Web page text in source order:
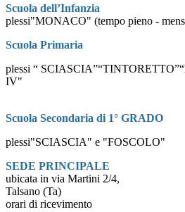
Scuola dell’Infanzia
plessi"MONACO" (tempo pieno -
Scuola Primaria
plessi “
IV"
Scuola Secondaria di 1° GRADO
plessi"SCIASCIA" e "FOSCOLO"
SEDE PRINCIPALE
ubicata in via Martini 2/4,
Talsano (Ta)
orari di ricevimento